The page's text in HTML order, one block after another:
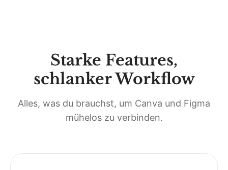
Starke Features,
schlanker Workflow
Alles, was du brauchst, um Canva und Figma
mühelos zu verbinden.